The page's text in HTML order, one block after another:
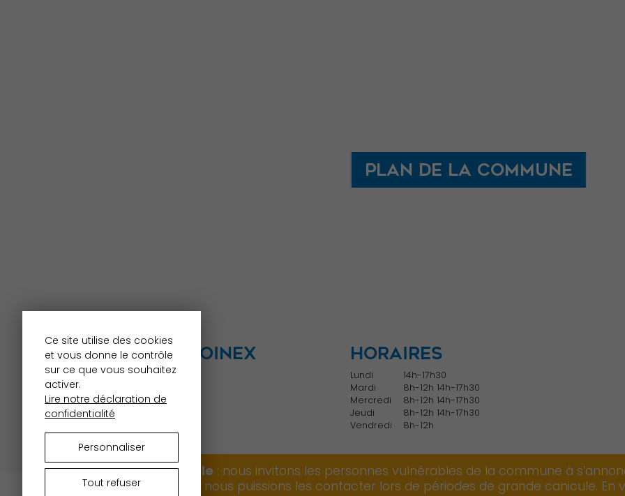
Plan de la commune
MAIRIE DE TROINEX
Grand-Cour 8
1256 Troinex
Tél.022 784 31 11
mairie@troinex.ch
HORAIRES
Lundi
Mardi
Mercredi
Jeudi
Vendredi
14h-17h30
8h-12h 14h-17h30
8h-12h 14h-17h30
8h-12h 14h-17h30
8h-12h
Canicule : nous invitons les personnes vulnérables de la commune à
afin que nous puissions les contacter lors de périodes de grande canicule.
Ce site utilise des cookies
et vous donne le contrôle
sur ce que vous souhaitez
activer.
Lire notre déclaration de
confidentialité
Personnaliser
Tout refuser
Statistiques
Afin que nous